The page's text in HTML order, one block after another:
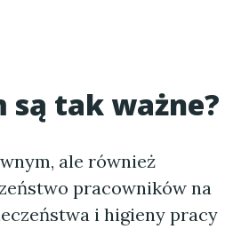
są tak ważne?
ale również
pracowników na
i higieny pracy